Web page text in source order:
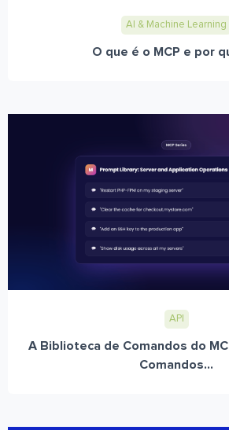
AI & Machine Learning
O que é o MCP e por
API
A Biblioteca de Comandos do
Comandos...